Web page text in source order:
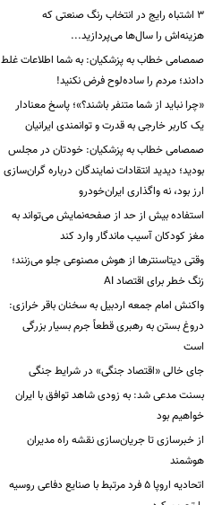
3 اشتباه رایج در انتخاب رنگ صنعتی که
هزینه‌اش را سال‌ها می‌پردازید...
صمصامی خطاب به پزشکیان: به شما اطلاعات غلط
دادند؛ مردم را ساده‌لوح فرض نکنید!
«چرا نباید از شما متنفر باشند؟»؛ پاسخ معنادار
یک کاربر خارجی به قدرت و توانمندی ایرانیان
صمصامی خطاب به پزشکیان: خودتان در مجلس
بودید؛ دیدید انتقادات نمایندگان درباره گران‌سازی
ارز بود، نه واگذاری ایران‌خودرو
استفاده بیش از حد از صفحه‌نمایش می‌تواند به
مغز کودکان آسیب ماندگار وارد کند
وقتی دیتاسنترها از هوش مصنوعی جلو می‌زنند؛
زنگ خطر برای اقتصاد AI
واکنش امام جمعه اردبیل به سخنان باقر خرازی:
دروغ بستن به رهبری قطعاً جرم بسیار بزرگی
است
جای خالی «اقتصاد جنگی» در شرایط جنگی
بسنت مدعی شد: به زودی شاهد توافق با ایران
خواهیم بود
از خبرسازی تا جریان‌سازی نقشه راه مدیران
هوشمند
اتحادیه اروپا ۵ فرد مرتبط با صنایع دفاعی روسیه